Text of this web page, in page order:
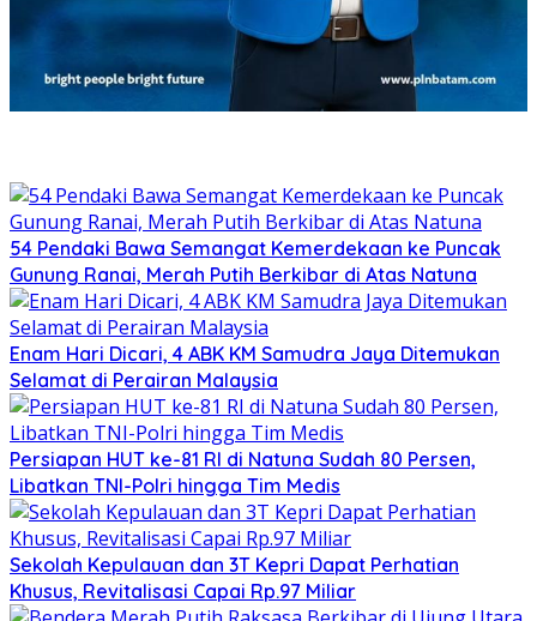
54 Pendaki Bawa Semangat Kemerdekaan ke Puncak
Gunung Ranai, Merah Putih Berkibar di Atas Natuna
Enam Hari Dicari, 4 ABK KM Samudra Jaya Ditemukan
Selamat di Perairan Malaysia
Persiapan HUT ke-81 RI di Natuna Sudah 80 Persen,
Libatkan TNI-Polri hingga Tim Medis
Sekolah Kepulauan dan 3T Kepri Dapat Perhatian
Khusus, Revitalisasi Capai Rp.97 Miliar